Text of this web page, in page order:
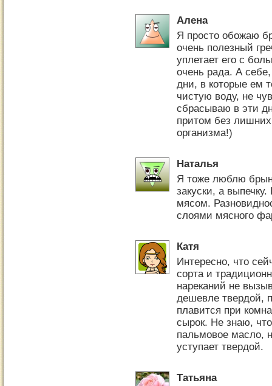
Алена
Я просто обожаю
очень полезный
уплетает его с
очень рада. А
дни, в которые ем
чистую воду, не
сбрасываю в эти
притом без
организма!)
Наталья
Я тоже люблю
закуски, а
мясом.
слоями мясного
Катя
Интересно, что
сорта и
нареканий не
дешевле твердой,
плавится при
сырок. Не знаю,
пальмовое масло,
уступает твердой.
Татьяна